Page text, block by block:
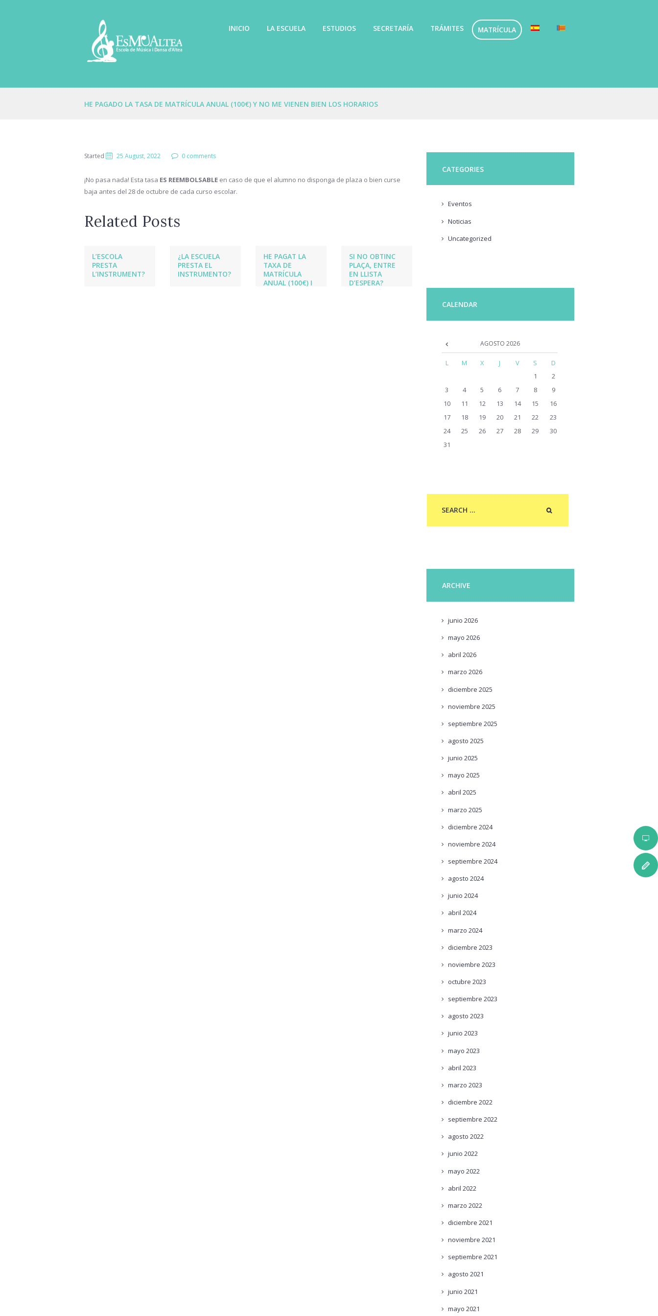
INICIO LA ESCUELA ESTUDIOS SECRETARÍA TRÁMITES MATRÍCULA
HE PAGADO LA TASA DE MATRÍCULA ANUAL (100€) Y NO ME VIENEN BIEN LOS HORARIOS
Started 25 August, 2022 0 comments
¡No pasa nada! Esta tasa ES REEMBOLSABLE en caso de que el alumno no disponga de plaza o bien curse
baja antes del 28 de octubre de cada curso escolar.
Related Posts
L’ESCOLA
PRESTA
L’INSTRUMENT?
¿LA ESCUELA
PRESTA EL
INSTRUMENTO?
HE PAGAT LA
TAXA DE
MATRÍCULA
ANUAL (100€) I
SI NO OBTINC
PLAÇA, ENTRE
EN LLISTA
D’ESPERA?
CATEGORIES
Eventos
Noticias
Uncategorized
CALENDAR
AGOSTO 2026
L M X J V S
D
1
2
3
4 5 6 7 8
9
10
11 12 13 14 15
16
17
18 19 20 21 22
23
24
25 26 27 28 29
30
31
ARCHIVE
junio 2026
mayo 2026
abril 2026
marzo 2026
diciembre 2025
noviembre 2025
septiembre 2025
agosto 2025
junio 2025
mayo 2025
abril 2025
marzo 2025
diciembre 2024
noviembre 2024
septiembre 2024
agosto 2024
junio 2024
abril 2024
marzo 2024
diciembre 2023
noviembre 2023
octubre 2023
septiembre 2023
agosto 2023
junio 2023
mayo 2023
abril 2023
marzo 2023
diciembre 2022
septiembre 2022
agosto 2022
junio 2022
mayo 2022
abril 2022
marzo 2022
diciembre 2021
noviembre 2021
septiembre 2021
agosto 2021
junio 2021
mayo 2021